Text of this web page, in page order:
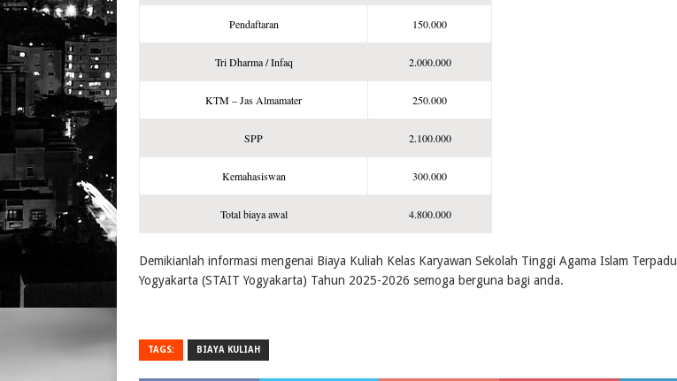
Pendaftaran 150.000
Tri Dharma / Infaq 2.000.000
KTM – Jas Almamater 250.000
SPP 2.100.000
Kemahasiswan 300.000
Total biaya awal 4.800.000
Demikianlah informasi mengenai Biaya Kuliah Kelas Karyawan Sekolah Tinggi Agama Islam Terpadu
Yogyakarta (STAIT Yogyakarta) Tahun 2025-2026 semoga berguna bagi anda.
TAGS: BIAYA KULIAH